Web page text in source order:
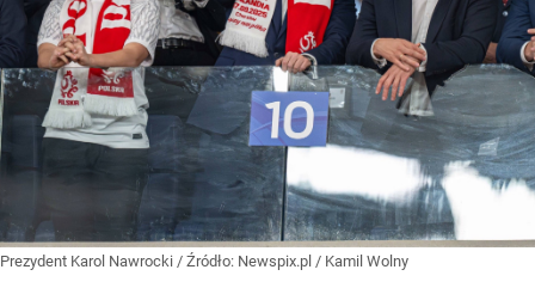
Prezydent Karol Nawrocki / Źródło: Newspix.pl / Kamil Wolny